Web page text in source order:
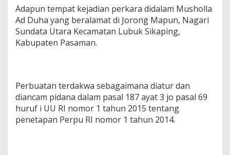
Adapun tempat kejadian perkara didalam Musholla
Ad Duha yang beralamat di Jorong Mapun, Nagari
Sundata Utara Kecamatan Lubuk Sikaping,
Kabupaten Pasaman.
Perbuatan terdakwa sebagaimana diatur dan
diancam pidana dalam pasal 187 ayat 3 jo pasal 69
huruf i UU RI nomor 1 tahun 2015 tentang
penetapan Perpu RI nomor 1 tahun 2014.